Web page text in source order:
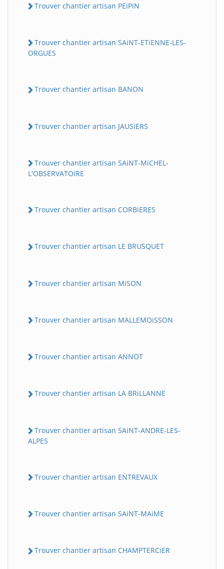
Trouver chantier artisan PEiPiN
Trouver chantier artisan SAiNT-ETiENNE-LES-
ORGUES
Trouver chantier artisan BANON
Trouver chantier artisan JAUSiERS
Trouver chantier artisan SAiNT-MiCHEL-
L'OBSERVATOiRE
Trouver chantier artisan CORBiERES
Trouver chantier artisan LE BRUSQUET
Trouver chantier artisan MiSON
Trouver chantier artisan MALLEMOiSSON
Trouver chantier artisan ANNOT
Trouver chantier artisan LA BRiLLANNE
Trouver chantier artisan SAiNT-ANDRE-LES-
ALPES
Trouver chantier artisan ENTREVAUX
Trouver chantier artisan SAiNT-MAiME
Trouver chantier artisan CHAMPTERCiER